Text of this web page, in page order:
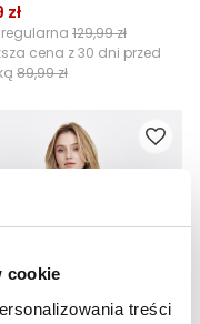
cookie
treści
zł
129,99 zł
cena z 30 dni przed
89,99 zł